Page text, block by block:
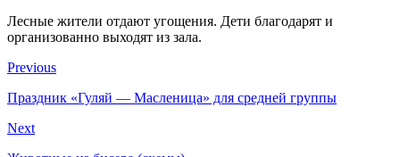
Лесные жители отдают угощения. Дети благодарят и
организованно выходят из зала.
Previous
Праздник «Гуляй — Масленица» для средней группы
Next